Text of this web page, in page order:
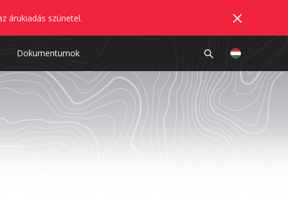
árukiadás szünetel.
Dokumentumok